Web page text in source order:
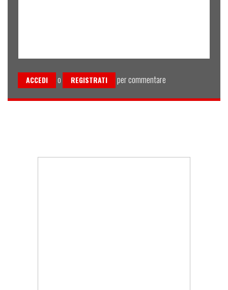
ACCEDI o REGISTRATI per commentare